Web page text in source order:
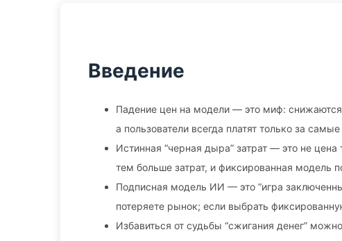
Введение
Падение цен на модели — это миф:
а пользователи всегда платят только за
Истинная “черная дыра” затрат — это не
тем больше затрат, и фиксированная модель
Подписная модель ИИ — это “игра
потеряете рынок; если выбрать
Избавиться от судьбы “сжигания денег”